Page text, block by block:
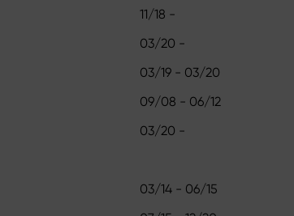
11/18 -
03/20 -
03/19 - 03/20
09/08 - 06/12
03/20 -
03/14 - 06/15